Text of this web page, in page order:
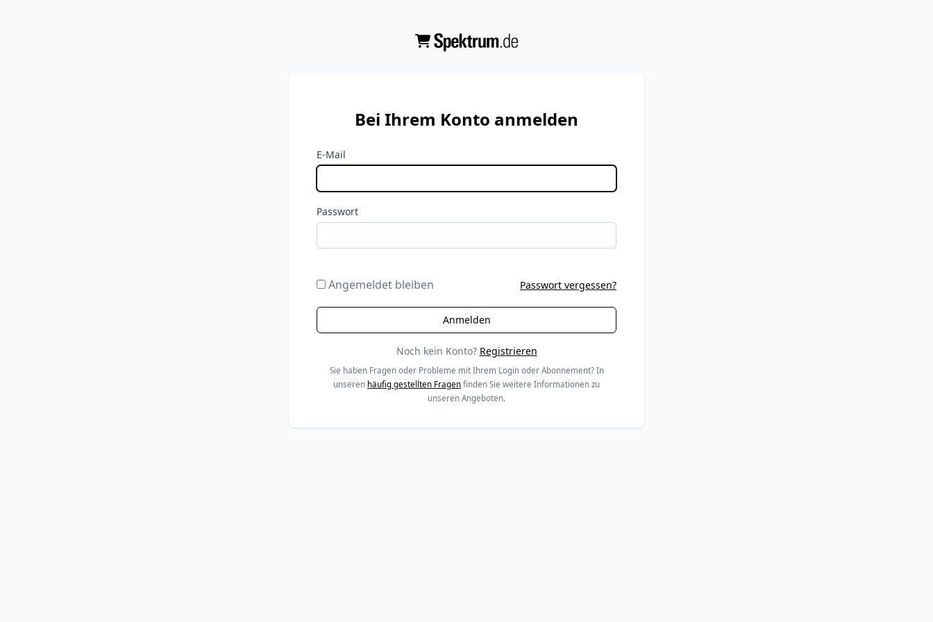
Bei Ihrem Konto anmelden
E-Mail
Passwort
Angemeldet bleiben Passwort vergessen?
Noch kein Konto? Registrieren
Sie haben Fragen oder Probleme mit Ihrem Login oder Abonnement? In
unseren häufig gestellten Fragen finden Sie weitere Informationen zu
unseren Angeboten.